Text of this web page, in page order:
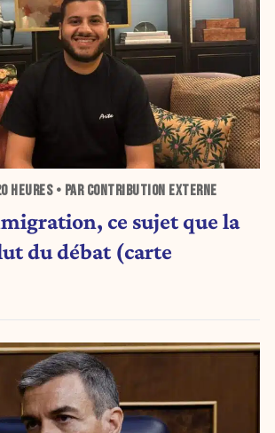
HEURES• PAR CONTRIBUTION EXTERNE
ce sujet que la
du débat (carte